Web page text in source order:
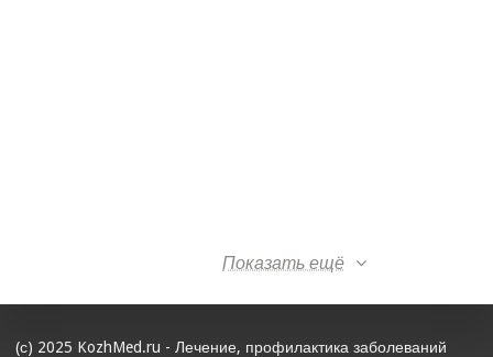
Показать ещё
(с) 2025 KozhMed.ru - Лечение, профилактика заболеваний